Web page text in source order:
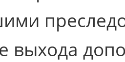
выхода